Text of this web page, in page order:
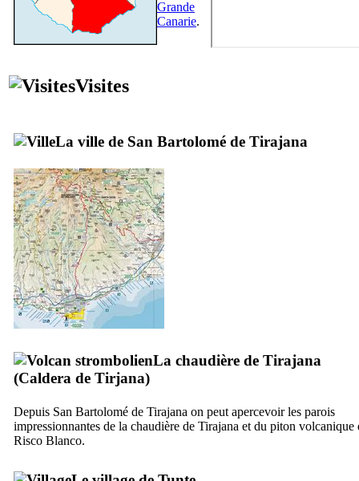
Grande
Canarie.
Visites
La ville de San Bartolomé de Tirajana
La chaudière de Tirajana
(Caldera de Tirjana)
Depuis San Bartolomé de Tirajana on peut apercevoir les parois
impressionnantes de la chaudière de Tirajana et du piton volcanique
Risco Blanco.